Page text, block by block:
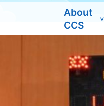
About
CCS